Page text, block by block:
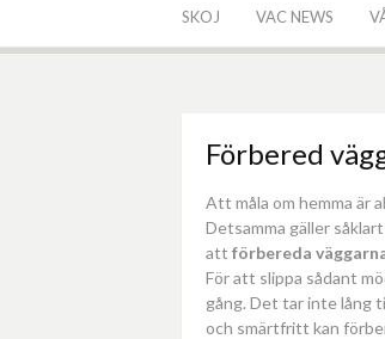
SKOJ VAC NEWS
Förbered
Att måla om hemma är
Detsamma gäller
att förbereda
För att slippa sådant
gång. Det tar inte lång
och smärtfritt kan